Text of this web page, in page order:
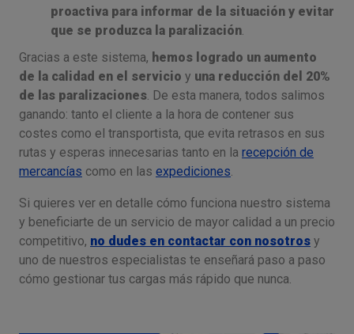
proactiva para informar de la situación y evitar
que se produzca la paralización.
Gracias a este sistema, hemos logrado un aumento
de la calidad en el servicio y una reducción del 20%
de las paralizaciones. De esta manera, todos salimos
ganando: tanto el cliente a la hora de contener sus
costes como el transportista, que evita retrasos en sus
rutas y esperas innecesarias tanto en la recepción de
mercancías como en las expediciones.
Si quieres ver en detalle cómo funciona nuestro sistema
y beneficiarte de un servicio de mayor calidad a un precio
competitivo, no dudes en contactar con nosotros y
uno de nuestros especialistas te enseñará paso a paso
cómo gestionar tus cargas más rápido que nunca.